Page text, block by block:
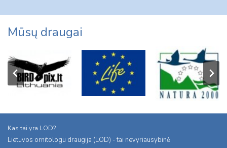
Mūsų draugai
Kas tai yra LOD?
Lietuvos ornitologu draugija (LOD) - tai nevyriausybinė